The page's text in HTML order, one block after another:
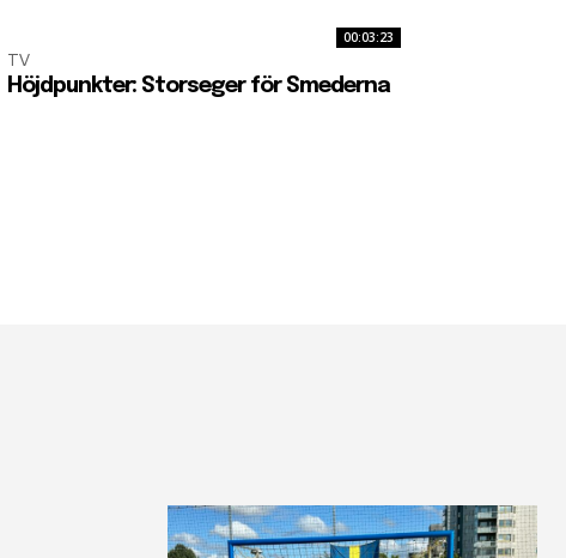
00:03:23
TV
Höjdpunkter: Storseger för Smederna